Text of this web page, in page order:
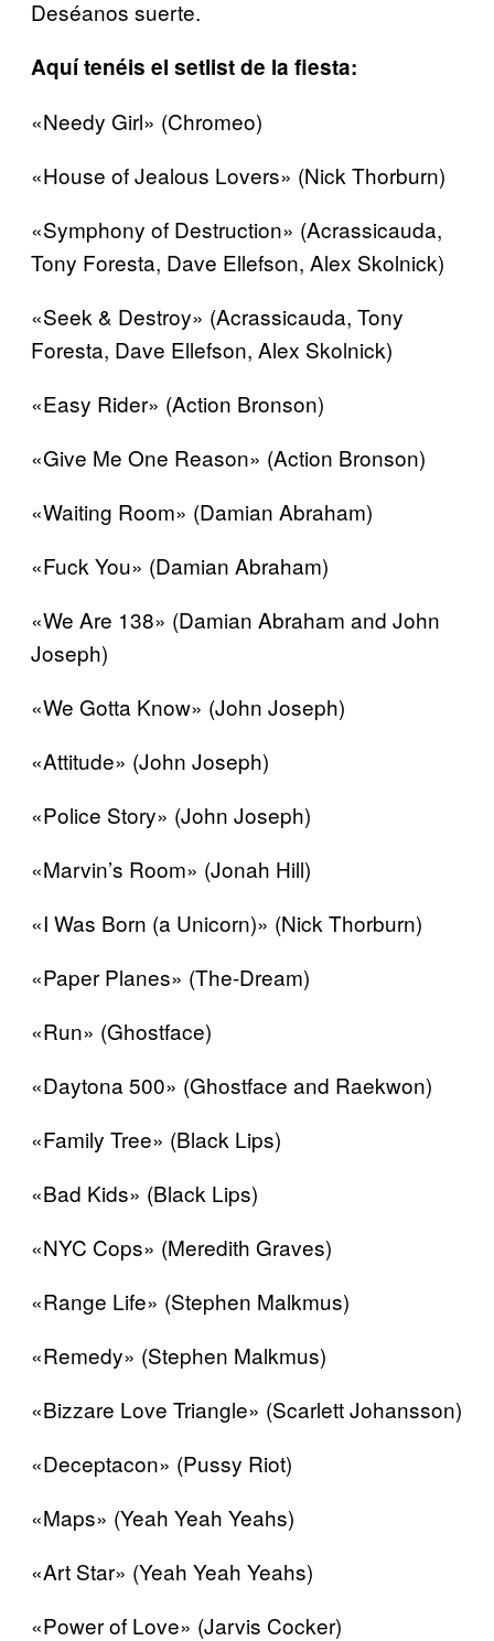
Deséanos suerte.
Aquí tenéis el setlist de la fiesta:
«Needy Girl» (Chromeo)
«House of Jealous Lovers» (Nick Thorburn)
«Symphony of Destruction» (Acrassicauda,
Tony Foresta, Dave Ellefson, Alex Skolnick)
«Seek & Destroy» (Acrassicauda, Tony
Foresta, Dave Ellefson, Alex Skolnick)
«Easy Rider» (Action Bronson)
«Give Me One Reason» (Action Bronson)
«Waiting Room» (Damian Abraham)
«Fuck You» (Damian Abraham)
«We Are 138» (Damian Abraham and John
Joseph)
«We Gotta Know» (John Joseph)
«Attitude» (John Joseph)
«Police Story» (John Joseph)
«Marvin’s Room» (Jonah Hill)
«I Was Born (a Unicorn)» (Nick Thorburn)
«Paper Planes» (The-Dream)
«Run» (Ghostface)
«Daytona 500» (Ghostface and Raekwon)
«Family Tree» (Black Lips)
«Bad Kids» (Black Lips)
«NYC Cops» (Meredith Graves)
«Range Life» (Stephen Malkmus)
«Remedy» (Stephen Malkmus)
«Bizzare Love Triangle» (Scarlett Johansson)
«Deceptacon» (Pussy Riot)
«Maps» (Yeah Yeah Yeahs)
«Art Star» (Yeah Yeah Yeahs)
«Power of Love» (Jarvis Cocker)